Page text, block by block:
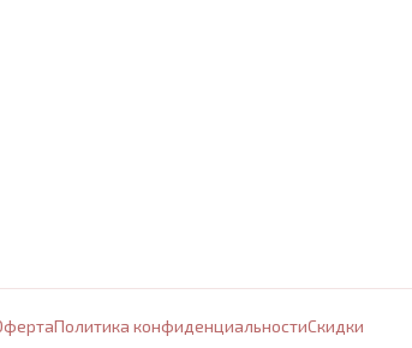
Политика конфиденциальностиCкидки